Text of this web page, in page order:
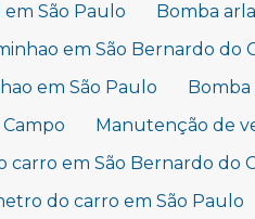
São Paulo
Bomba
em São Bernardo do
em São Paulo
Bomba
Manutenção de
em São Bernardo do
do carro em São Paulo